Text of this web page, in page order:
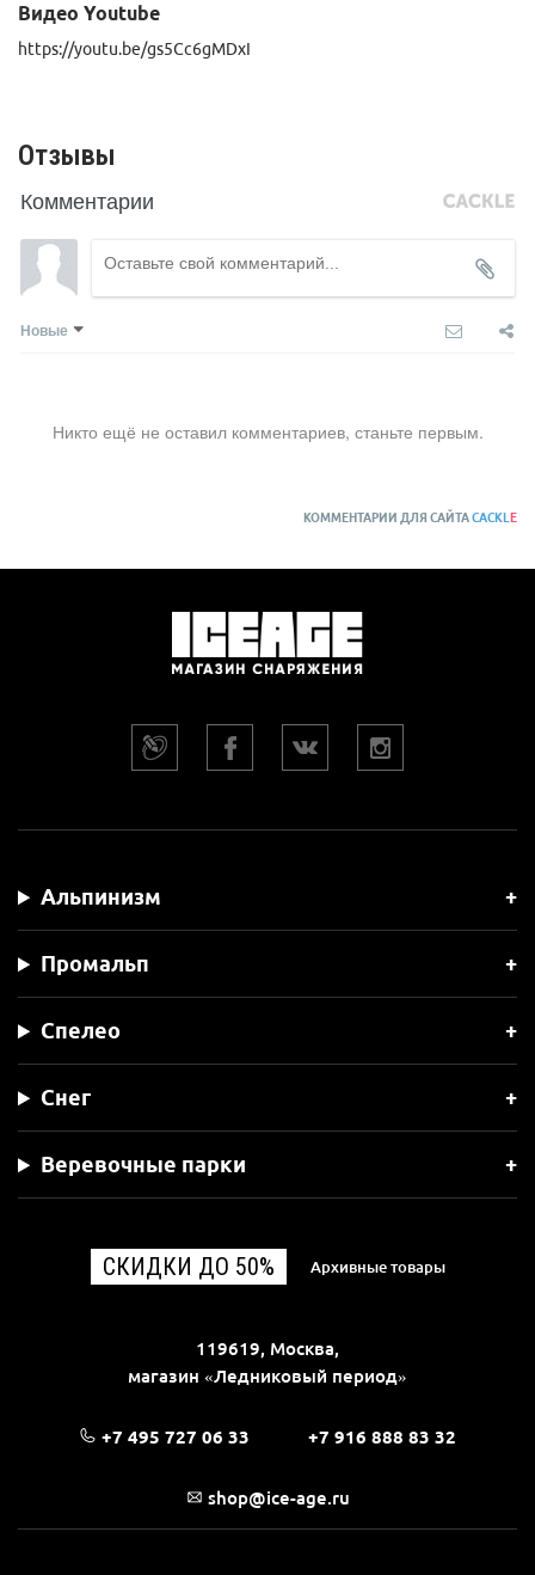
Видео Youtube
https://youtu.be/gs5Cc6gMDxI
Отзывы
Комментарии
Новые
Никто ещё не оставил комментариев, станьте первым.
КОММЕНТАРИИ ДЛЯ САЙТАCACKL E
Альпинизм
Промальп
Спелео
Снег
Веревочные парки
СКИДКИ ДО 50% Архивные товары
119619, Москва,
магазин «Ледниковый период»
+7 495 727 06 33 +7 916 888 83 32
shop@ice-age.ru